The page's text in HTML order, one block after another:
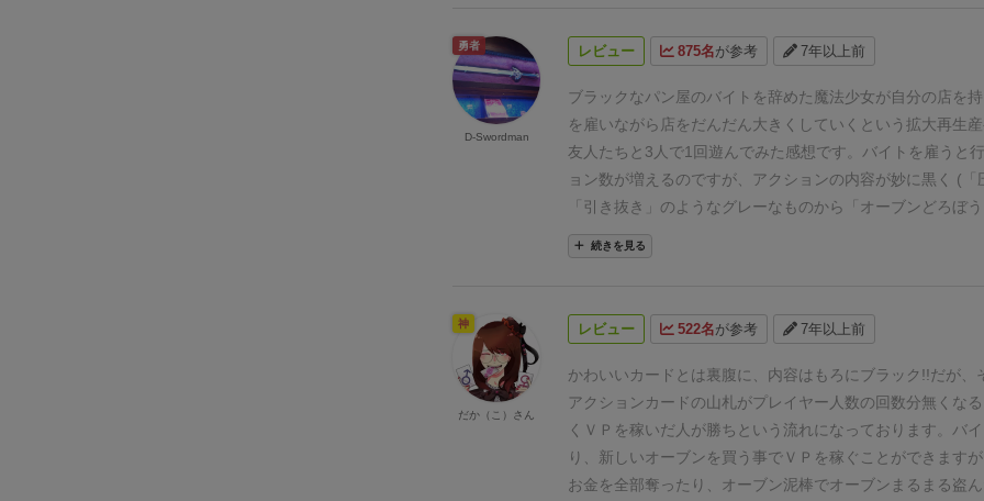
レビュー 875名が参考 7年以上前
ブラックなパン屋のバイトを辞めた魔法少女が自分の店を
を雇いながら店をだんだん大きくしていくという拡大再生産
友人たちと3人で1回遊んでみた感想です。 バイトを雇うと
ョン数が増えるのですが、アクションの内容が妙に黒く (「
「引き抜き」のようなグレーなものから「オーブンどろぼ
り」のような真っ黒なものまで) 、またバイトに対して給料
テムもないため、思わず「お前それが嫌で逃げ出したんじゃ
イスの目を操作する魔法カードがあり、これはいつでも (他
ターンでも) 使うことができます。たとえば→「5!」「じゃ
4」「2増やして6!」「じゃあひっくり返して1ね」「えぇ
盛り上がりが楽しいです。欠点としてあげられそうなのは
カードがそこそこ入っているというところでしょうか。
遊
それを嫌がるメンツではなかったので大丈夫でしたが、1タ
手札にそれ系のカードが入ってきたので苦手な方には厳しい
続きを見る
勇者
D-Swordman
レビュー 522名が参考 7年以上前
かわいいカードとは裏腹に、内容はもろにブラック!!だが、
アクションカードの山札がプレイヤー人数の回数分無くな
くＶＰを稼いだ人が勝ちという流れになっております。 バ
り、新しいオーブンを買う事でＶＰを稼ぐことができます
お金を全部奪ったり、オーブン泥棒でオーブンまるまる盗ん
神
だか（こ）さん